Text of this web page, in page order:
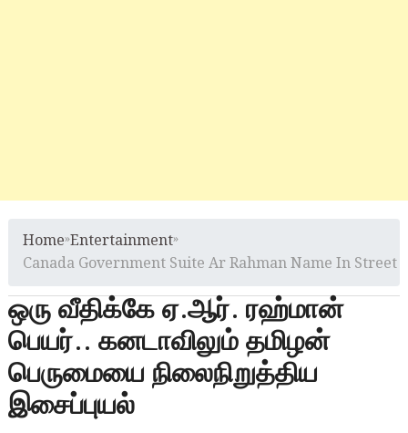
Home»Entertainment»
Canada Government Suite Ar Rahman Name In Street
ஒரு வீதிக்கே ஏ.ஆர். ரஹ்மான்
பெயர்.. கனடாவிலும் தமிழன்
பெருமையை நிலைநிறுத்திய
இசைப்புயல்